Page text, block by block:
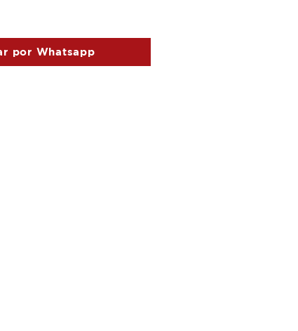
por Whatsapp